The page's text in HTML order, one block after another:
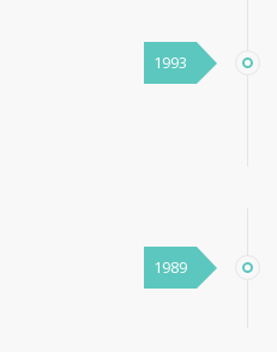
1993
1989